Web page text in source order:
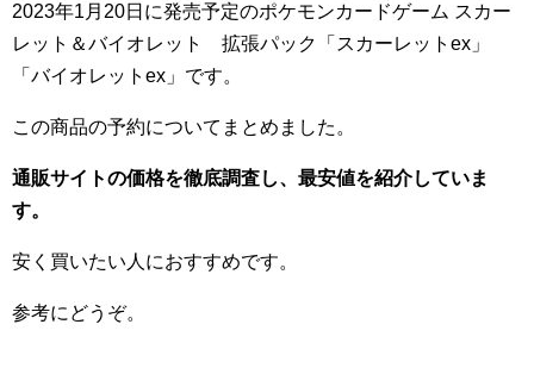
2023年1月20日に発売予定のポケモンカードゲーム スカー
レット＆バイオレット 拡張パック「スカーレットex」
「バイオレットex」です。
この商品の予約についてまとめました。
通販サイトの価格を徹底調査し、最安値を紹介していま
す。
安く買いたい人におすすめです。
参考にどうぞ。